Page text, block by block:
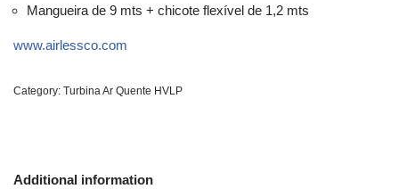
Mangueira de 9 mts + chicote flexível de 1,2 mts
www.airlessco.com
Category: Turbina Ar Quente HVLP
Additional information